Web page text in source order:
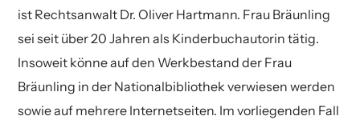
ist Rechtsanwalt Dr. Oliver Hartmann. Frau Bräunling
sei seit über 20 Jahren als Kinderbuchautorin tätig.
Insoweit könne auf den Werkbestand der Frau
Bräunling in der Nationalbibliothek verwiesen werden
sowie auf mehrere Internetseiten. Im vorliegenden Fall